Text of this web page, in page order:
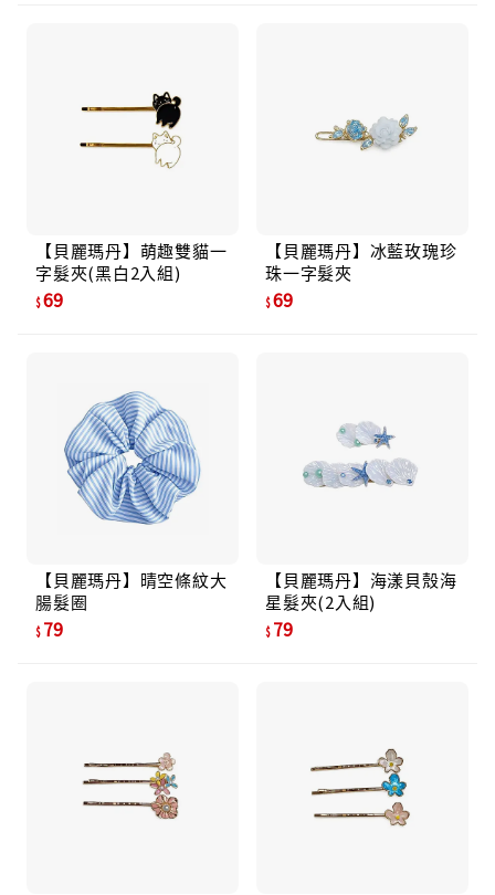
【貝麗瑪丹】萌趣雙貓一
字髮夾(黑白2入組)
69
【貝麗瑪丹】冰藍玫瑰珍
珠一字髮夾
69
【貝麗瑪丹】晴空條紋大
腸髮圈
79
【貝麗瑪丹】海漾貝殼海
星髮夾(2入組)
79